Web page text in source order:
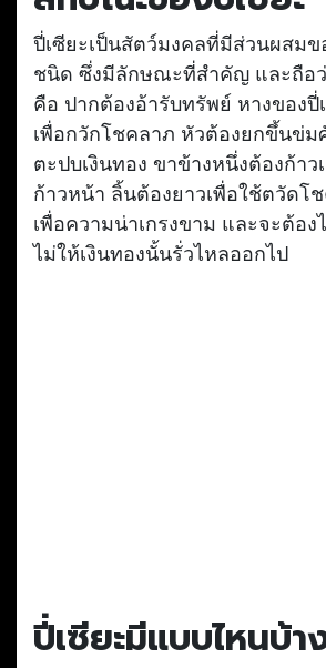
ปี่เซียะเป็นสัตว์มงคลที่มีส่วนผสมข
ชนิด ซึ่งมีลักษณะที่สำคัญ และถือว่
คือ ปากต้องอ้ารับทรัพย์ หางของปี่
เพื่อกวักโชคลาภ หัวต้องยกขึ้นข่ม
ตะปบเงินทอง ขาข้างหนึ่งต้องก้าว
ก้าวหน้า ลิ้นต้องยาวเพื่อใช้ตวัดโ
เพื่อความน่าเกรงขาม และจะต้อง
ไม่ให้เงินทองนั้นรั่วไหลออกไป
ปี่เซียะมีแบบไหนบ้า